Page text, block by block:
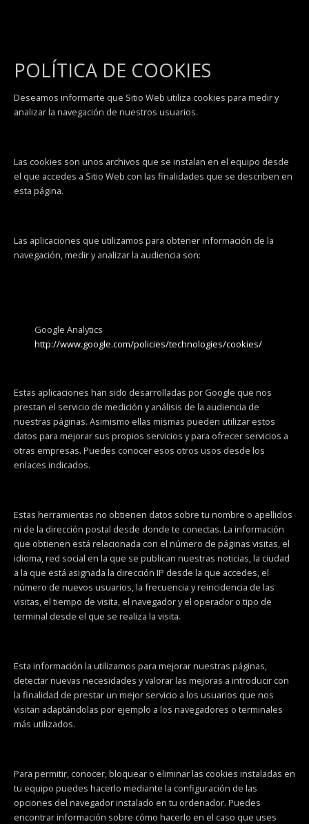
POLÍTICA DE COOKIES
Deseamos informarte que Sitio Web utiliza cookies para medir y
analizar la navegación de nuestros usuarios.
Las cookies son unos archivos que se instalan en el equipo desde
el que accedes a Sitio Web con las finalidades que se describen en
esta página.
Las aplicaciones que utilizamos para obtener información de la
navegación, medir y analizar la audiencia son:
Google Analytics
http://www.google.com/policies/technologies/cookies/
Estas aplicaciones han sido desarrolladas por Google que nos
prestan el servicio de medición y análisis de la audiencia de
nuestras páginas. Asimismo ellas mismas pueden utilizar estos
datos para mejorar sus propios servicios y para ofrecer servicios a
otras empresas. Puedes conocer esos otros usos desde los
enlaces indicados.
Estas herramientas no obtienen datos sobre tu nombre o apellidos
ni de la dirección postal desde donde te conectas. La información
que obtienen está relacionada con el número de páginas visitas, el
idioma, red social en la que se publican nuestras noticias, la ciudad
a la que está asignada la dirección IP desde la que accedes, el
número de nuevos usuarios, la frecuencia y reincidencia de las
visitas, el tiempo de visita, el navegador y el operador o tipo de
terminal desde el que se realiza la visita.
Esta información la utilizamos para mejorar nuestras páginas,
detectar nuevas necesidades y valorar las mejoras a introducir con
la finalidad de prestar un mejor servicio a los usuarios que nos
visitan adaptándolas por ejemplo a los navegadores o terminales
más utilizados.
Para permitir, conocer, bloquear o eliminar las cookies instaladas en
tu equipo puedes hacerlo mediante la configuración de las
opciones del navegador instalado en tu ordenador. Puedes
encontrar información sobre cómo hacerlo en el caso que uses